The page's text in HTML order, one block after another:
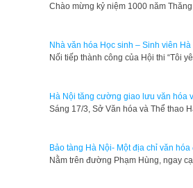
​Chào mừng kỷ niệm 1000 năm
Nhà văn hóa Học sinh – Sinh viên
​Nối tiếp thành công của Hội thi “Tôi
Hà Nội tăng cường giao lưu văn hóa
Sáng 17/3, Sở Văn hóa và Thể thao
Bảo tàng Hà Nội- Một địa chỉ văn
Nằm trên đường Phạm Hùng, ngay